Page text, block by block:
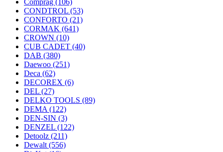
Comprag (106)
CONDTROL (53)
CONFORTO (21)
CORMAK (641)
CROWN (10)
CUB CADET (40)
DAB (380)
Daewoo (251)
Deca (62)
DECOREX (6)
DEL (27)
DELKO TOOLS (89)
DEMA (122)
DEN-SIN (3)
DENZEL (122)
Detoolz (211)
Dewalt (556)